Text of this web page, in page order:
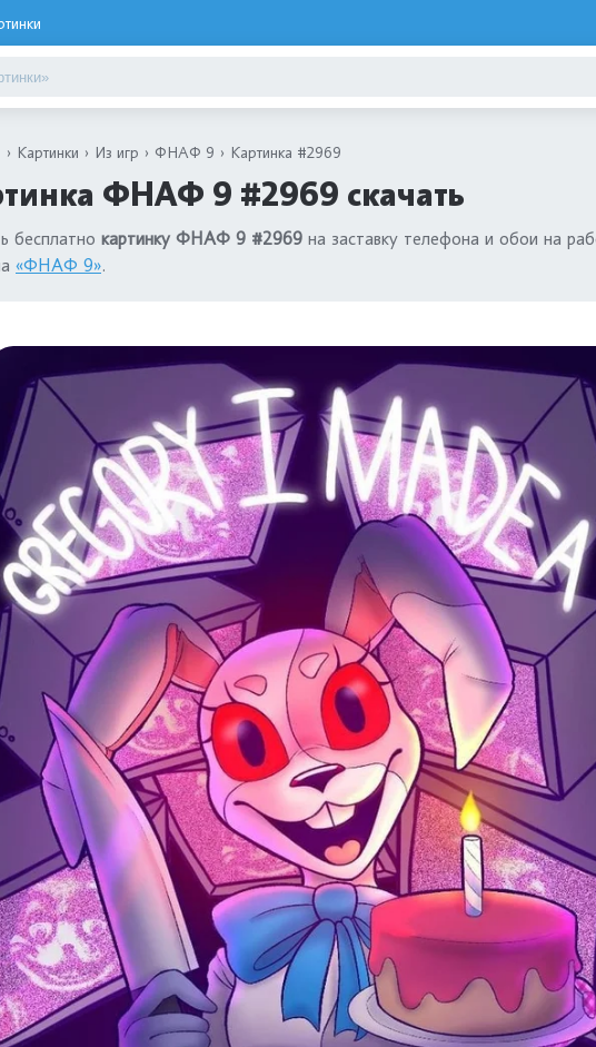
Картинки Из игр ФНАФ 9 Картинка #2969
ФНАФ 9 #2969 скачать
бесплатно картинку ФНАФ 9 #2969 на заставку телефона и обои на
«ФНАФ 9».